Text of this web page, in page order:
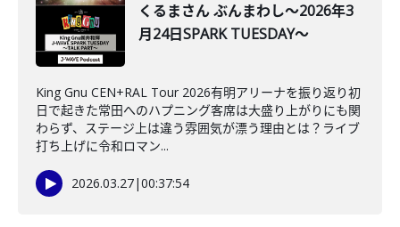
くるまさん ぶんまわし～2026年3
月24日SPARK TUESDAY～
King Gnu CEN+RAL Tour 2026有明アリーナを振り返り初
日で起きた常田へのハプニング客席は大盛り上がりにも関
わらず、ステージ上は違う雰囲気が漂う理由とは？ライブ
打ち上げに令和ロマン...
2026.03.27|00:37:54